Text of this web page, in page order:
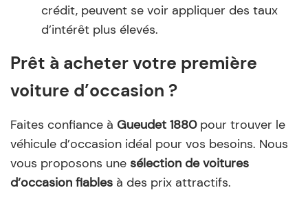
crédit, peuvent se voir appliquer des taux
d’intérêt plus élevés.
Prêt à acheter votre première
voiture d’occasion ?
Faites confiance à Gueudet 1880pour trouver le
véhicule d’occasion idéal pour vos besoins. Nous
vous proposons une sélection de voitures
d’occasion fiables à des prix attractifs.